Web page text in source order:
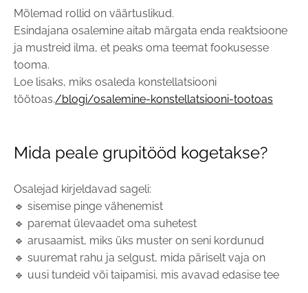
Mõlemad rollid on väärtuslikud.
Esindajana osalemine aitab märgata enda reaktsioone
ja mustreid ilma, et peaks oma teemat fookusesse
tooma.
Loe lisaks, miks osaleda konstellatsiooni
töötoas./blogi/osalemine-konstellatsiooni-tootoas
Mida peale grupitööd kogetakse?
Osalejad kirjeldavad sageli:
🔹 sisemise pinge vähenemist
🔹 paremat ülevaadet oma suhetest
🔹 arusaamist, miks üks muster on seni kordunud
🔹 suuremat rahu ja selgust, mida päriselt vaja on
🔹 uusi tundeid või taipamisi, mis avavad edasise tee